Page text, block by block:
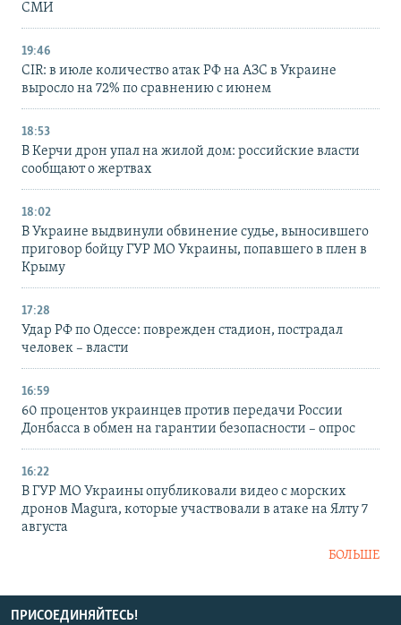
СМИ
19:46
CIR: в июле количество атак РФ на АЗС в Украине
выросло на 72% по сравнению с июнем
18:53
В Керчи дрон упал на жилой дом: российские власти
сообщают о жертвах
18:02
В Украине выдвинули обвинение судье, выносившего
приговор бойцу ГУР МО Украины, попавшего в плен в
Крыму
17:28
Удар РФ по Одессе: поврежден стадион, пострадал
человек – власти
16:59
60 процентов украинцев против передачи России
Донбасса в обмен на гарантии безопасности – опрос
16:22
В ГУР МО Украины опубликовали видео с морских
дронов Magura, которые участвовали в атаке на Ялту 7
августа
БОЛЬШЕ
ПРИСОЕДИНЯЙТЕСЬ!